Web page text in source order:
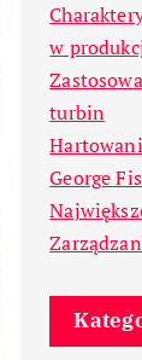
w
turbin
George